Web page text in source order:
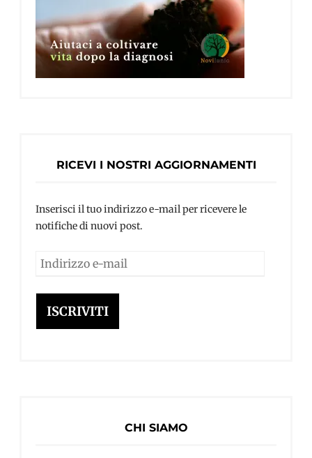
RICEVI I NOSTRI AGGIORNAMENTI
Inserisci il tuo indirizzo e-mail per ricevere le
notifiche di nuovi post.
Indirizzo
mail
ISCRIVITI
CHI SIAMO